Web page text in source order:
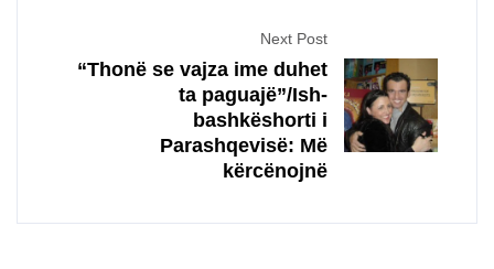
Next Post
“Thonë se vajza ime duhet
ta paguajë”/Ish-
bashkëshorti i
Parashqevisë: Më
kërcënojnë